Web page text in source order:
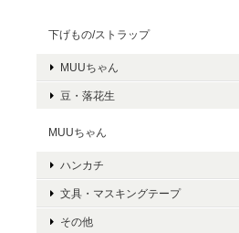
下げもの/ストラップ
MUUちゃん
豆・落花生
MUUちゃん
ハンカチ
文具・マスキングテープ
その他